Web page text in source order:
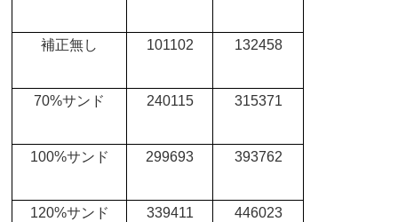
補正無し 101102 132458
70%サンド 240115 315371
100%サンド 299693 393762
120%サンド 339411 446023